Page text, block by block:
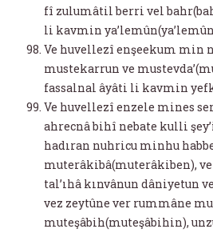
fî zulumâtil berri vel
li kavmin
Ve huvellezî enşeekum min
mustekarrun ve
fassalnal âyâti li kavmin
Ve huvellezî enzele mines
ahrecnâ bihî nebate kulli
hadıran nuhricu minhu
muterâkibâ(muterâkiben),
tal’ıhâ kınvânun dâniyetun
vez zeytûne ver rummâne
muteşâbih(muteşâbihin),